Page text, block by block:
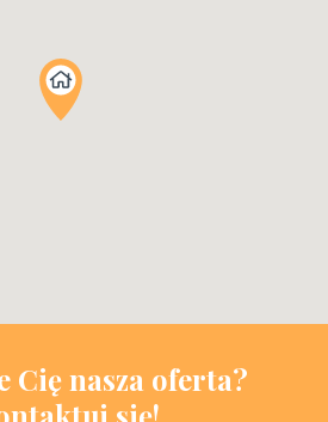
Cię nasza oferta?